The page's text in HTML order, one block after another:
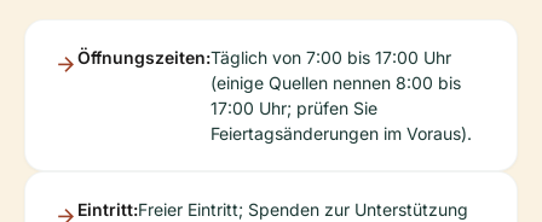
Öffnungszeiten:Täglich von 7:00 bis 17:00 Uhr
(einige Quellen nennen 8:00 bis
17:00 Uhr; prüfen Sie
Feiertagsänderungen im Voraus).
Eintritt:Freier Eintritt; Spenden zur Unterstützung